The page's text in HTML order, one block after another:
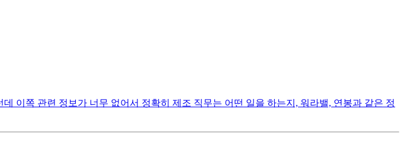
이쪽 관련 정보가 너무 없어서 정확히 제조 직무는 어떤 일을 하는지, 워라밸, 연봉과 같은 정